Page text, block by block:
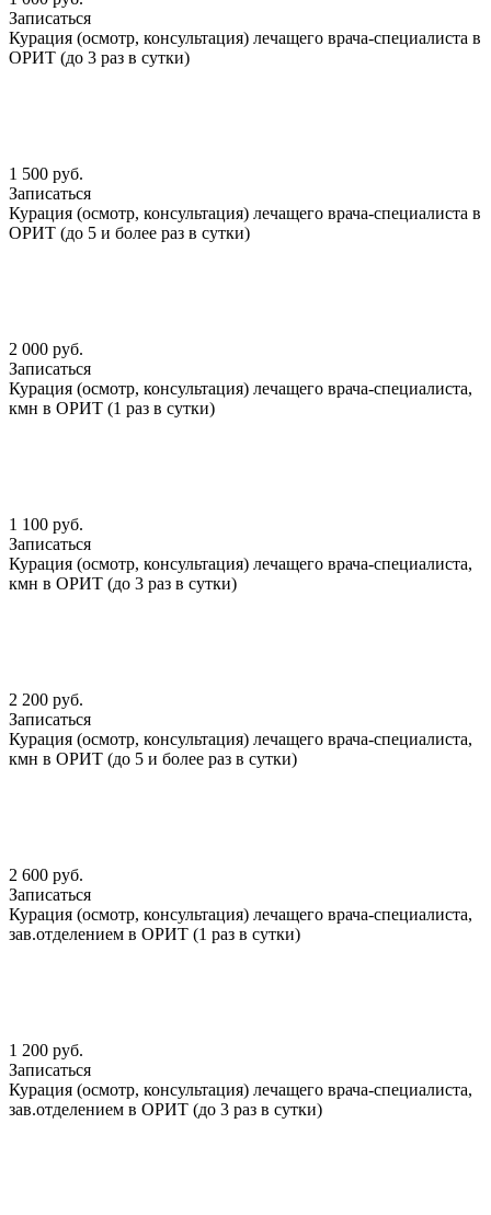
Записаться
Курация (осмотр, консультация) лечащего врача-специалиста в
ОРИТ (до 3 раз в сутки)
1 500 руб.
Записаться
Курация (осмотр, консультация) лечащего врача-специалиста в
ОРИТ (до 5 и более раз в сутки)
2 000 руб.
Записаться
Курация (осмотр, консультация) лечащего врача-специалиста,
кмн в ОРИТ (1 раз в сутки)
1 100 руб.
Записаться
Курация (осмотр, консультация) лечащего врача-специалиста,
кмн в ОРИТ (до 3 раз в сутки)
2 200 руб.
Записаться
Курация (осмотр, консультация) лечащего врача-специалиста,
кмн в ОРИТ (до 5 и более раз в сутки)
2 600 руб.
Записаться
Курация (осмотр, консультация) лечащего врача-специалиста,
зав.отделением в ОРИТ (1 раз в сутки)
1 200 руб.
Записаться
Курация (осмотр, консультация) лечащего врача-специалиста,
зав.отделением в ОРИТ (до 3 раз в сутки)